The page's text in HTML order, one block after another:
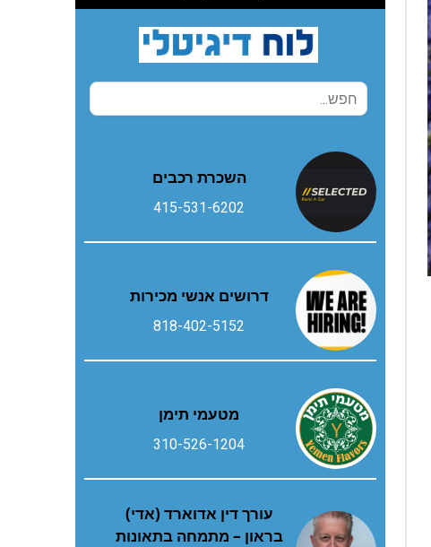
השכרת רכבים
415-531-6202
דרושים אנשי מכירות
818-402-5152
מטעמי תימן
310-526-1204
עורך דין אדוארד (אדי)
בראון – מתמחה בתאונות